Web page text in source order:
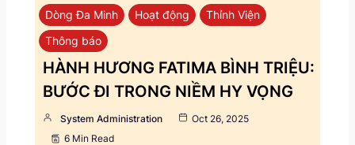
Dòng Đa Minh Hoạt động
Thỉnh Viện
Thông báo
HÀNH HƯƠNG FATIMA BÌNH TRIỆU:
BƯỚC ĐI TRONG NIỀM HY VỌNG
System Administration
Oct 26, 2025
6 Min Read